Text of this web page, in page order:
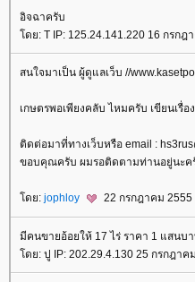
อิจฉาครับ
ดย: T IP: 125.24.141.220 16 กรกฎ
สนใจมาเป็น ผู้ดูแลเว็บ //
เกษตรพอเพียงคลับ ไหมครับ เขียนเรื่
ติดต่อมาที่ทางเว็บหรือ email :
ขอบคุณครับ ผมรอติดตามท่านอยู่นะค
ดย: jophloy 22 กรกฎาคม 2555
มีคนขายอ้อยให้ 17 ไร่ ราคา 1 แสนบ
ดย: ปู IP: 202.29.4.130 25 กรกฎาค